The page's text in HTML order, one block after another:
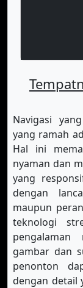
Navigasi
yang ramah
Hal ini
nyaman dan
yang
dengan
maupun
teknologi
gambar dan
penonton
dengan detail